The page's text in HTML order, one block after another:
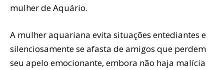
mulher de Aquário.
A mulher aquariana evita situações entediantes e
silenciosamente se afasta de amigos que perdem
seu apelo emocionante, embora não haja malícia